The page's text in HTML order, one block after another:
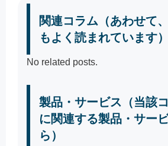
関連コラム（あわせて
もよく読まれています）
No related posts.
製品・サービス（当該
に関連する製品・サー
ら）